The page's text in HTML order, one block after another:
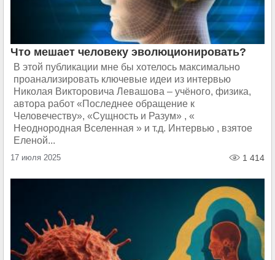
Что мешает человеку эволюционировать?
В этой публикации мне бы хотелось максимально
проанализировать ключевые идеи из интервью
Николая Викторовича Левашова – учёного, физика,
автора работ «Последнее обращение к
Человечеству», «Сущность и Разум» , «
Неоднородная Вселенная » и т.д. Интервью , взятое
Еленой...
17 июля 2025 1 414